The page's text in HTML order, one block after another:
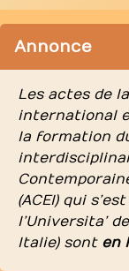
Annonce
Les actes de
international
la formation
(ACEI) qui
l’Universita’
Italie) sont en